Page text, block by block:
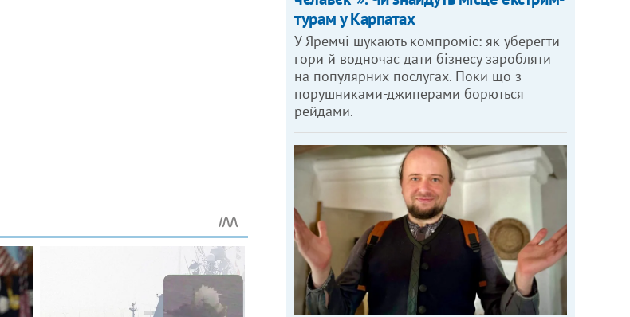
турам у Карпатах
У Яремчі шукають компроміс: як уберегти
гори й водночас дати бізнесу заробляти
на популярних послугах. Поки що з
порушниками-джиперами борються
рейдами.